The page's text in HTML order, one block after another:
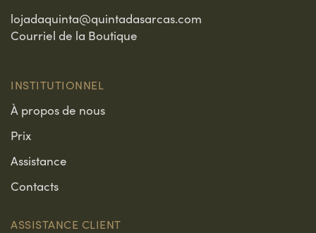
lojadaquinta@quintadasarcas.com
Courriel de la Boutique
INSTITUTIONNEL
À propos de nous
Prix
Assistance
Contacts
ASSISTANCE CLIENT